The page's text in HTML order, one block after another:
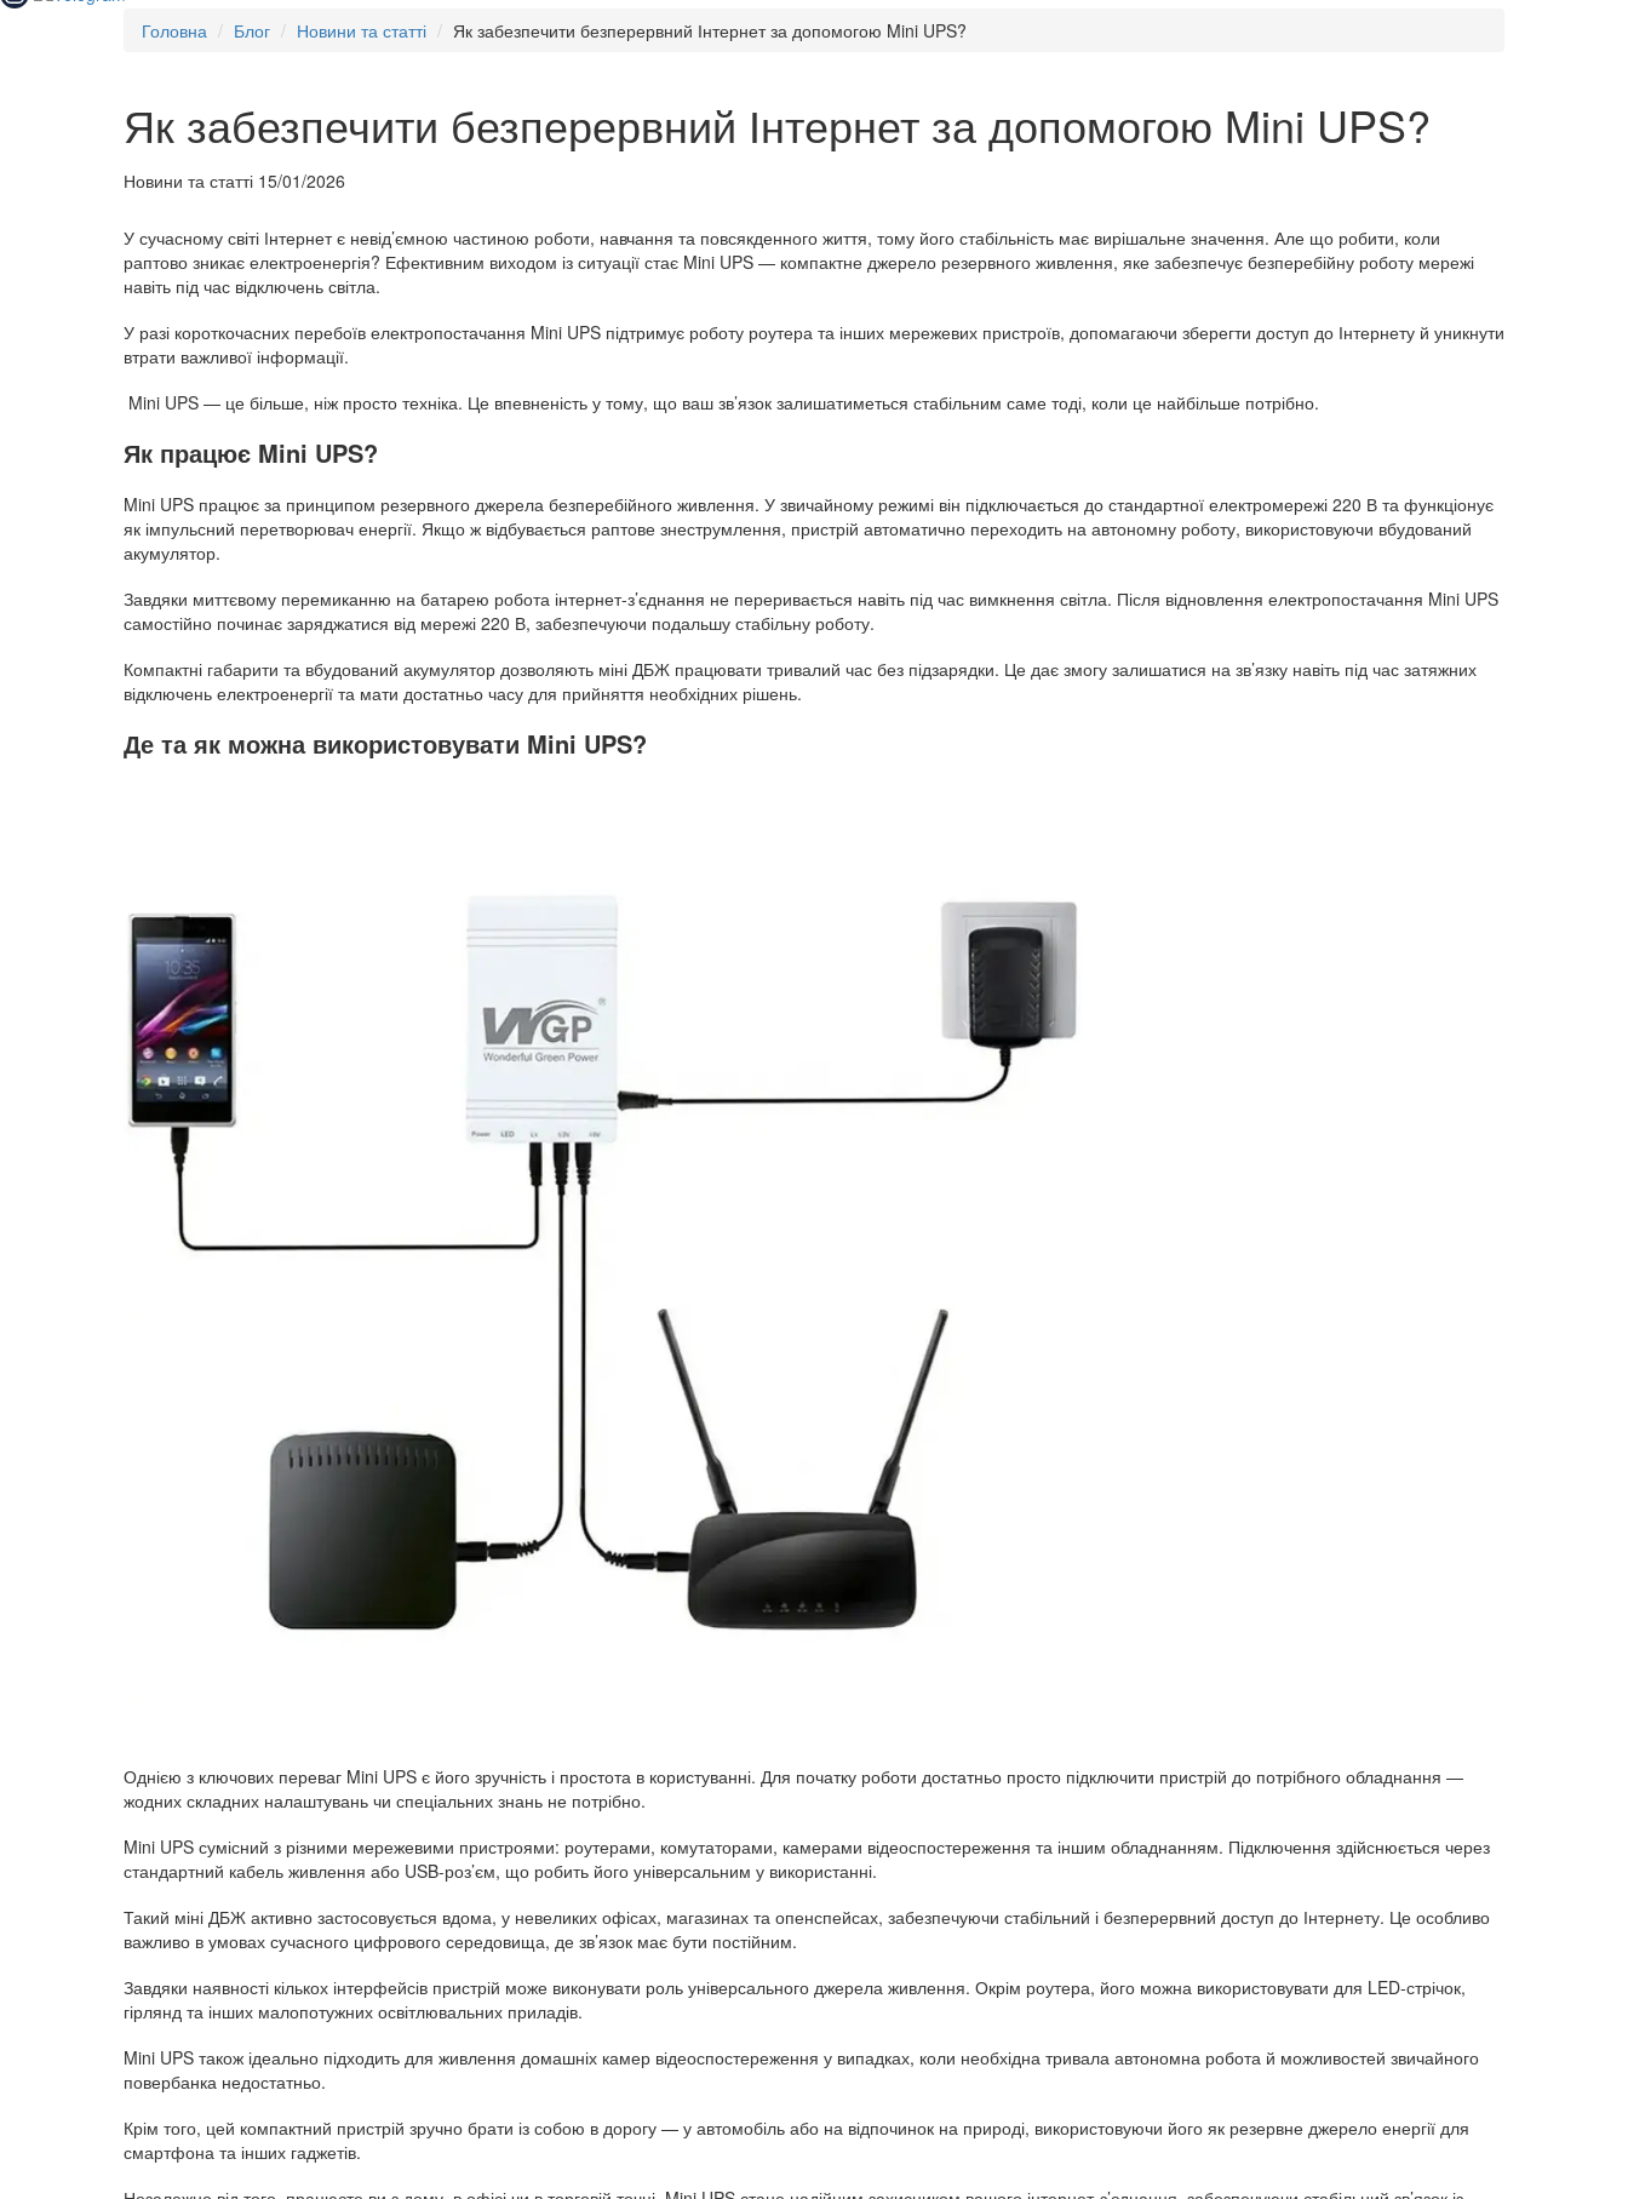
Головна Блог Новини та статті Як забезпечити безперервний Інтернет за допомогою Mini UPS?
Як забезпечити безперервний Інтернет за допомогою Mini UPS?
Новини та статті 15/01/2026
У сучасному світі Інтернет є невід’ємною частиною роботи, навчання та повсякденного життя, тому його стабільність має вирішальне значення. Але що робити, коли
раптово зникає електроенергія? Ефективним виходом із ситуації стає Mini UPS — компактне джерело резервного живлення, яке забезпечує безперебійну роботу мережі
навіть під час відключень світла.
У разі короткочасних перебоїв електропостачання Mini UPS підтримує роботу роутера та інших мережевих пристроїв, допомагаючи зберегти доступ до Інтернету й уникнути
втрати важливої інформації.
Mini UPS — це більше, ніж просто техніка. Це впевненість у тому, що ваш зв’язок залишатиметься стабільним саме тоді, коли це найбільше потрібно.
Як працює Mini UPS?
Mini UPS працює за принципом резервного джерела безперебійного живлення. У звичайному режимі він підключається до стандартної електромережі 220 В та функціонує
як імпульсний перетворювач енергії. Якщо ж відбувається раптове знеструмлення, пристрій автоматично переходить на автономну роботу, використовуючи вбудований
акумулятор.
Завдяки миттєвому перемиканню на батарею робота інтернет-з’єднання не переривається навіть під час вимкнення світла. Після відновлення електропостачання Mini UPS
самостійно починає заряджатися від мережі 220 В, забезпечуючи подальшу стабільну роботу.
Компактні габарити та вбудований акумулятор дозволяють міні ДБЖ працювати тривалий час без підзарядки. Це дає змогу залишатися на зв’язку навіть під час затяжних
відключень електроенергії та мати достатньо часу для прийняття необхідних рішень.
Де та як можна використовувати Mini UPS?
Однією з ключових переваг Mini UPS є його зручність і простота в користуванні. Для початку роботи достатньо просто підключити пристрій до потрібного обладнання —
жодних складних налаштувань чи спеціальних знань не потрібно.
Mini UPS сумісний з різними мережевими пристроями: роутерами, комутаторами, камерами відеоспостереження та іншим обладнанням. Підключення здійснюється через
стандартний кабель живлення або USB-роз’єм, що робить його універсальним у використанні.
Такий міні ДБЖ активно застосовується вдома, у невеликих офісах, магазинах та опенспейсах, забезпечуючи стабільний і безперервний доступ до Інтернету. Це особливо
важливо в умовах сучасного цифрового середовища, де зв’язок має бути постійним.
Завдяки наявності кількох інтерфейсів пристрій може виконувати роль універсального джерела живлення. Окрім роутера, його можна використовувати для LED-стрічок,
гірлянд та інших малопотужних освітлювальних приладів.
Mini UPS також ідеально підходить для живлення домашніх камер відеоспостереження у випадках, коли необхідна тривала автономна робота й можливостей звичайного
повербанка недостатньо.
Крім того, цей компактний пристрій зручно брати із собою в дорогу — у автомобіль або на відпочинок на природі, використовуючи його як резервне джерело енергії для
смартфона та інших гаджетів.